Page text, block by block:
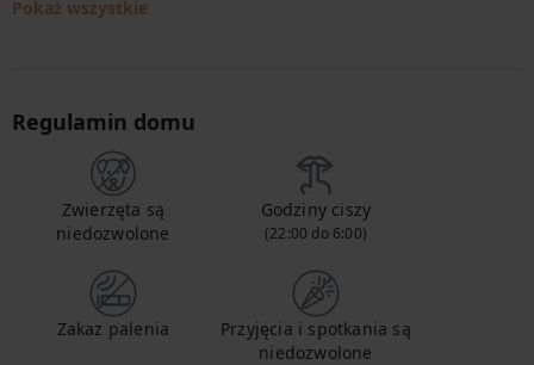
Pokaż wszystkie
Regulamin domu
Zwierzęta są
niedozwolone
Godziny ciszy
(22:00 do 6:00)
Zakaz palenia
Przyjęcia i spotkania są
niedozwolone